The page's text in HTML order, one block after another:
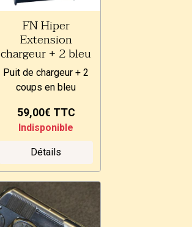
FN Hiper
Extension
chargeur + 2 bleu
Puit de chargeur + 2
coups en bleu
59,00€ TTC
Indisponible
Détails